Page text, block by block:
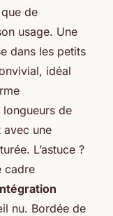
de
usage. Une
dans les petits
idéal
de
avec une
L’astuce ?
cadre
nu. Bordée de